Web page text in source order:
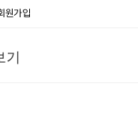
원가입